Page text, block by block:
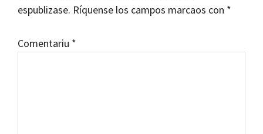
espublizase. Ríquense los campos marcaos con *
Comentariu *